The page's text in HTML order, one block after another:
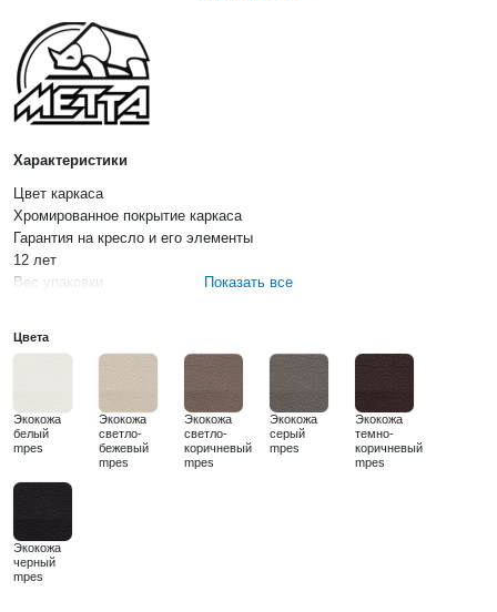
округленным сечением лучей - применяется газлифт
85/70, а в случае с прямоугольным сечением лучей -
применяется газлифт 85/90.
Характеристики
Цвет каркаса
Хромированное покрытие каркаса
Гарантия на кресло и его элементы
12 лет
Вес упаковки
0,15 м3
Защита от царапин
Да
Подголовник
Нерегулируемый, мягкий
Нерегулируемые
Материал подголовника
Показать все
Цвета
Экокожа
белый
mpes
Экокожа
светло-
бежевый
mpes
Экокожа
светло-
коричневый
mpes
Экокожа
серый
mpes
Экокожа
темно-
коричневый
mpes
Экокожа
черный
mpes